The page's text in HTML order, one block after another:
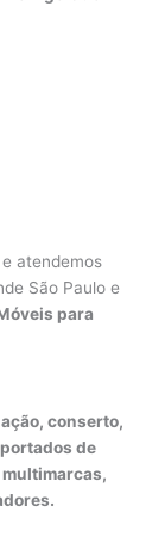
atendemos
São Paulo e
para
conserto,
de